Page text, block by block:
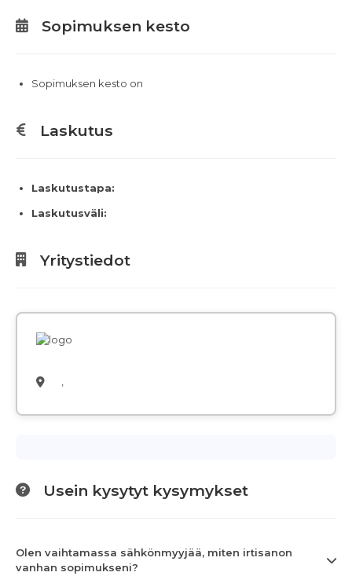
Sopimuksen kesto
Sopimuksen kesto on
Laskutus
Laskutustapa:
Laskutusväli:
Yritystiedot
,
Usein kysytyt kysymykset
Olen vaihtamassa sähkönmyyjää, miten irtisanon
vanhan sopimukseni?